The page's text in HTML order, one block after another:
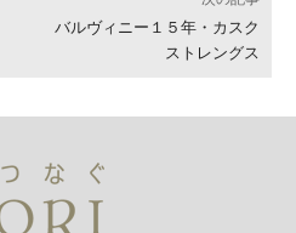
バルヴィニー１５年・カスク
ストレングス